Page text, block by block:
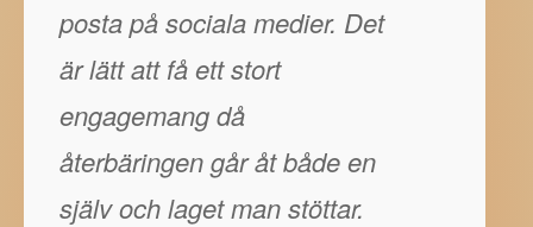
posta på sociala medier. Det
är lätt att få ett stort
engagemang då
återbäringen går åt både en
själv och laget man stöttar.